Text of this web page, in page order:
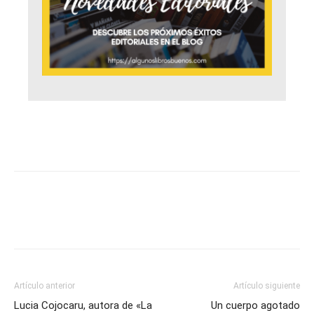
Artículo anterior
Lucia Cojocaru, autora de «La
Artículo siguiente
Un cuerpo agotado